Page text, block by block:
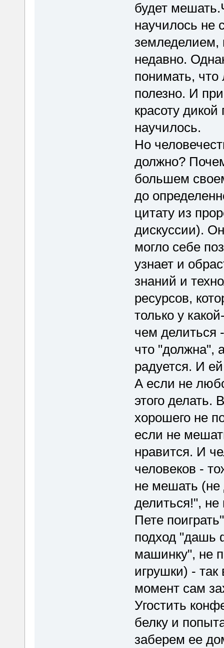
будет
научилось не
земледелием,
недавно.
понимать, что
полезно. И
красоту
научилось.
Но
должно?
большем
до
цитату из
дискуссии).
могло себе
узнает и
знаний и
ресурсов,
только у
чем делиться
что "должна",
радуется. И
А если не
этого делать.
хорошего не
если не
нравится. И
человеков -
не мешать (не
делиться!",
Пете
подход "дашь
машинку", не
игрушки) - так
момент сам
Угостить
белку и
заберем ее